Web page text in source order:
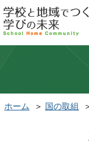
ホーム 国の取組